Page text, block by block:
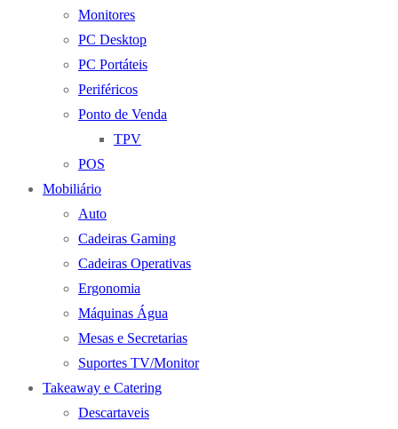
Monitores
PC Desktop
PC Portáteis
Periféricos
Ponto de Venda
TPV
POS
Mobiliário
Auto
Cadeiras Gaming
Cadeiras Operativas
Ergonomia
Máquinas Água
Mesas e Secretarias
Suportes TV/Monitor
Takeaway e Catering
Descartaveis